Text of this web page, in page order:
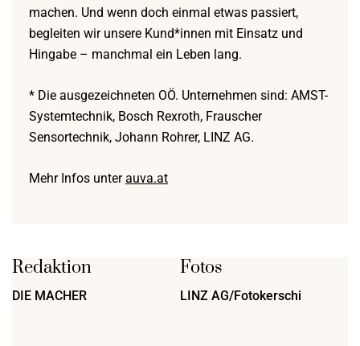
machen. Und wenn doch einmal etwas passiert,
begleiten wir unsere Kund*innen mit Einsatz und
Hingabe – manchmal ein Leben lang.
* Die ausgezeichneten OÖ. Unternehmen sind: AMST-
Systemtechnik, Bosch Rexroth, Frauscher
Sensortechnik, Johann Rohrer, LINZ AG.
Mehr Infos unterauva.at
Redaktion
DIE MACHER
Fotos
LINZ AG/Fotokerschi